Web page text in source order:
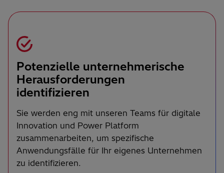
Potenzielle unternehmerische
Herausforderungen
identifizieren
Sie werden eng mit unseren Teams für digitale
Innovation und Power Platform
zusammenarbeiten, um spezifische
Anwendungsfälle für Ihr eigenes Unternehmen
zu identifizieren.